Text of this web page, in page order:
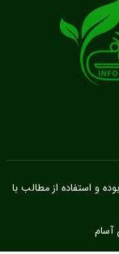
بوده و استفاده از مطالب با
آسام